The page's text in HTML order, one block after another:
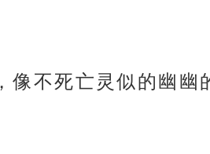
不死亡灵似的幽幽